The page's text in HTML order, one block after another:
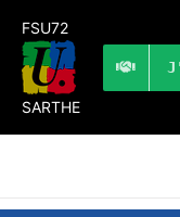
contenu
FSU72
SARTHE